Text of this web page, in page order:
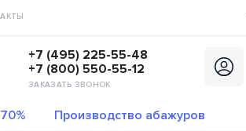
+7 (495) 225-55-48
+7 (800) 550-55-12
ЗАКАЗАТЬ ЗВОНОК
Производство абажуров